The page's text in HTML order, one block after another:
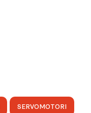
SERVOMOTORI